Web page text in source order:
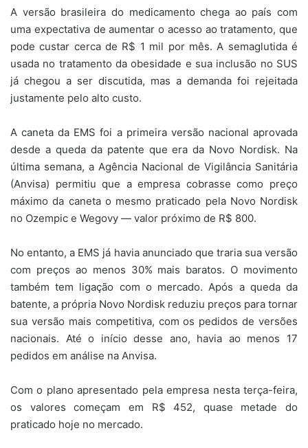
A versão brasileira do medicamento chega ao país com
uma expectativa de aumentar o acesso ao tratamento, que
pode custar cerca de R$ 1 mil por mês. A semaglutida é
usada no tratamento da obesidade e sua inclusão no SUS
já chegou a ser discutida, mas a demanda foi rejeitada
justamente pelo alto custo.
A caneta da EMS foi a primeira versão nacional aprovada
desde a queda da patente que era da Novo Nordisk. Na
última semana, a Agência Nacional de Vigilância Sanitária
(Anvisa) permitiu que a empresa cobrasse como preço
máximo da caneta o mesmo praticado pela Novo Nordisk
no Ozempic e Wegovy — valor próximo de R$ 800.
No entanto, a EMS já havia anunciado que traria sua versão
com preços ao menos 30% mais baratos. O movimento
também tem ligação com o mercado. Após a queda da
batente, a própria Novo Nordisk reduziu preços para tornar
sua versão mais competitiva, com os pedidos de versões
nacionais. Até o início desse ano, havia ao menos 17
pedidos em análise na Anvisa.
Com o plano apresentado pela empresa nesta terça-feira,
os valores começam em R$ 452, quase metade do
praticado hoje no mercado.